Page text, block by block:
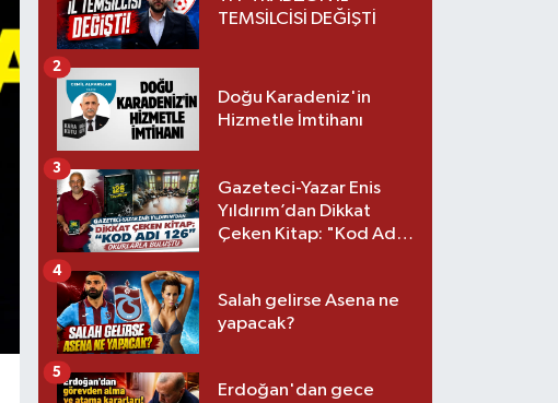
TEMSİLCİSİ DEĞİŞTİ
Doğu Karadeniz'in
Hizmetle İmtihanı
2
Gazeteci-Yazar Enis
Yıldırım’dan Dikkat
Çeken Kitap: "Kod Adı
3
Salah gelirse Asena ne
yapacak?
4
Erdoğan'dan gece
5